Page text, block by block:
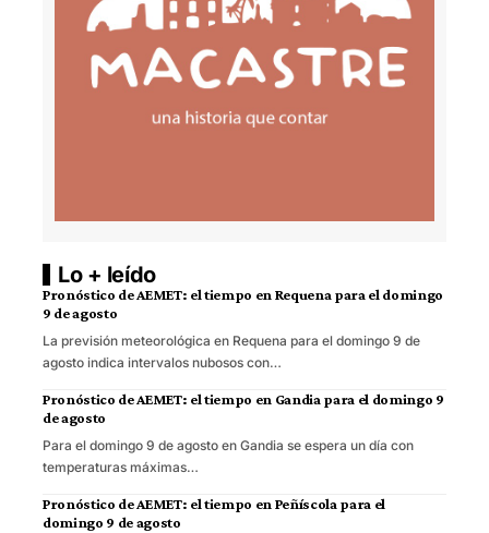
Lo + leído
Pronóstico de AEMET: el tiempo en Requena para el domingo
9 de agosto
La previsión meteorológica en Requena para el domingo 9 de
agosto indica intervalos nubosos con…
Pronóstico de AEMET: el tiempo en Gandia para el domingo 9
de agosto
Para el domingo 9 de agosto en Gandia se espera un día con
temperaturas máximas…
Pronóstico de AEMET: el tiempo en Peñíscola para el
domingo 9 de agosto